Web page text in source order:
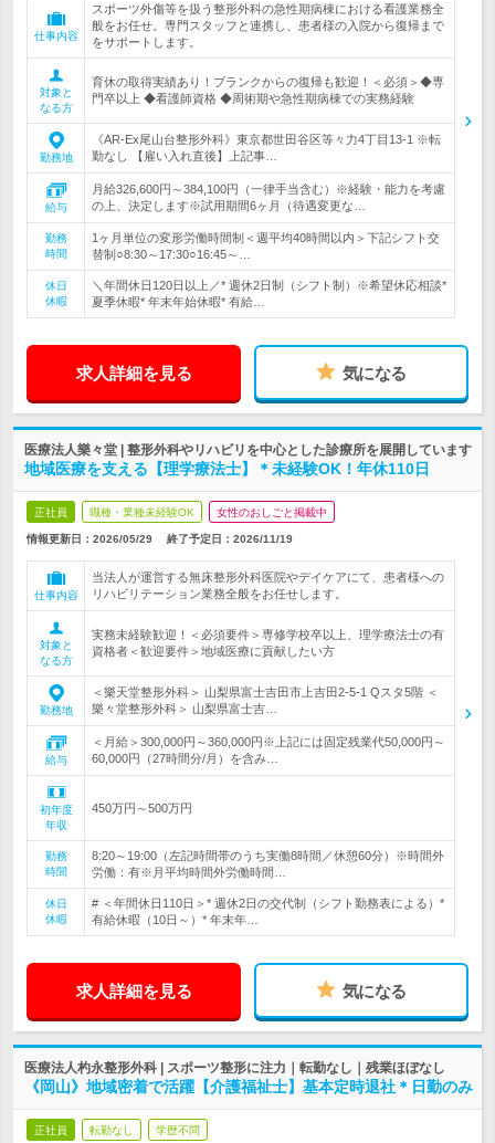
仕事内容
スポーツ外傷等を扱う整形外科の急性期病棟における看護業務全
般をお任せ。専門スタッフと連携し、患者様の入院から復帰まで
をサポートします。
対象と
なる方
育休の取得実績あり！ブランクからの復帰も歓迎！＜必須＞◆専
門卒以上 ◆看護師資格 ◆周術期や急性期病棟での実務経験
勤務地
《AR-Ex尾山台整形外科》東京都世田谷区等々力4丁目13-1 ※転
勤なし 【雇い入れ直後】上記事…
給与
月給326,600円～384,100円（一律手当含む）※経験・能力を考慮
の上、決定します※試用期間6ヶ月（待遇変更な…
勤務
時間
1ヶ月単位の変形労働時間制＜週平均40時間以内＞下記シフト交
替制○8:30～17:30○16:45～…
休日
休暇
＼年間休日120日以上／* 週休2日制（シフト制）※希望休応相談*
夏季休暇* 年末年始休暇* 有給…
求人詳細を見る 気になる
医療法人樂々堂 | 整形外科やリハビリを中心とした診療所を展開しています
地域医療を支える【理学療法士】＊未経験OK！年休110日
正社員 職種・業種未経験OK 女性のおしごと掲載中
情報更新日：2026/05/29 終了予定日： 2026/11/19
仕事内容
当法人が運営する無床整形外科医院やデイケアにて、患者様への
リハビリテーション業務全般をお任せします。
対象と
なる方
実務未経験歓迎！＜必須要件＞専修学校卒以上、理学療法士の有
資格者＜歓迎要件＞地域医療に貢献したい方
勤務地
＜樂天堂整形外科＞ 山梨県富士吉田市上吉田2-5-1 Qスタ5階 ＜
樂々堂整形外科＞ 山梨県富士吉…
給与
＜月給＞300,000円～360,000円※上記には固定残業代50,000円～
60,000円（27時間分/月）を含み…
初年度
年収
450万円～500万円
勤務
時間
8:20～19:00（左記時間帯のうち実働8時間／休憩60分）※時間外
労働：有※月平均時間外労働時間…
休日
休暇
# ＜年間休日110日＞* 週休2日の交代制（シフト勤務表による）*
有給休暇（10日～）* 年末年…
求人詳細を見る 気になる
医療法人杓永整形外科 | スポーツ整形に注力｜転勤なし｜残業ほぼなし
《岡山》地域密着で活躍【介護福祉士】基本定時退社＊日勤のみ
正社員 転勤なし 学歴不問